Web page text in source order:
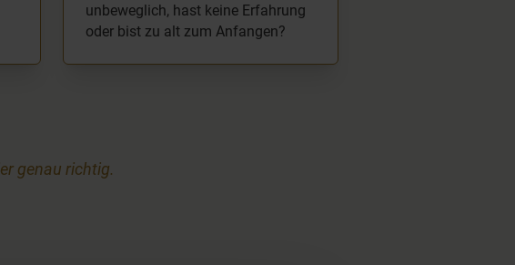
unbeweglich, hast keine Erfahrung
oder bist zu alt zum Anfangen?
genau richtig.